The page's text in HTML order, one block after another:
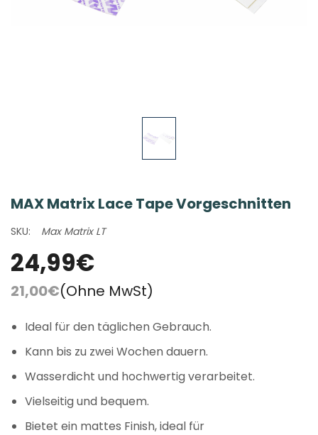
MAX Matrix Lace Tape Vorgeschnitten
SKU: Max Matrix LT
24,99€
21,00€(Ohne MwSt)
Ideal für den täglichen Gebrauch.
Kann bis zu zwei Wochen dauern.
Wasserdicht und hochwertig verarbeitet.
Vielseitig und bequem.
Bietet ein mattes Finish, ideal für